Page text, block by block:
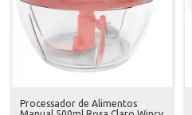
Processador de Alimentos